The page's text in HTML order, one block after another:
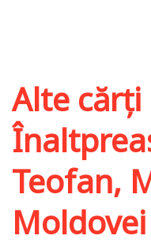
Alte cărți
Teofan,